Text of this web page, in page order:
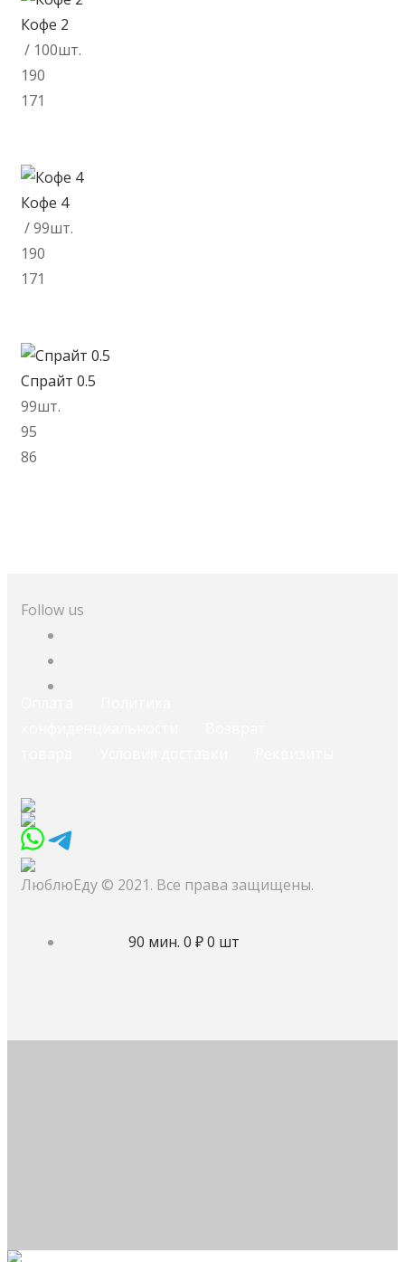
Кофе 2
/ 100шт.
190
171
Кофе 4
/ 99шт.
190
171
Спрайт 0.5
99шт.
95
86
Follow us
ЛюблюЕду © 2021. Все права защищены.
90 мин. 0 ₽0 шт